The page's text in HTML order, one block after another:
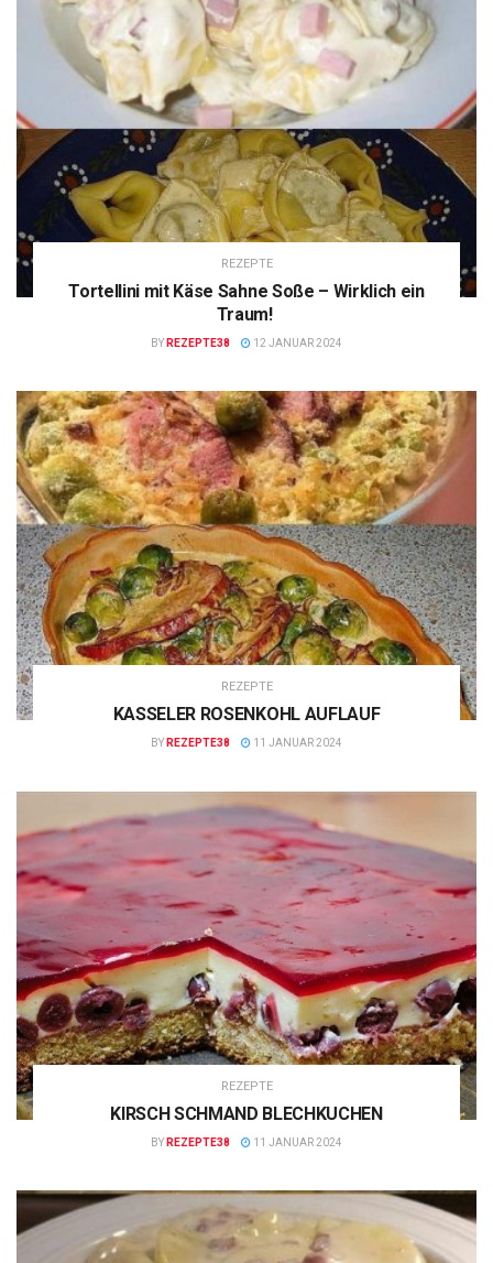
REZEPTE
Tortellini mit Käse Sahne Soße – Wirklich ein
Traum!
BY REZEPTE38 12 JANUAR 2024
REZEPTE
KASSELER ROSENKOHL AUFLAUF
BY REZEPTE38 11 JANUAR 2024
REZEPTE
KIRSCH SCHMAND BLECHKUCHEN
BY REZEPTE38 11 JANUAR 2024